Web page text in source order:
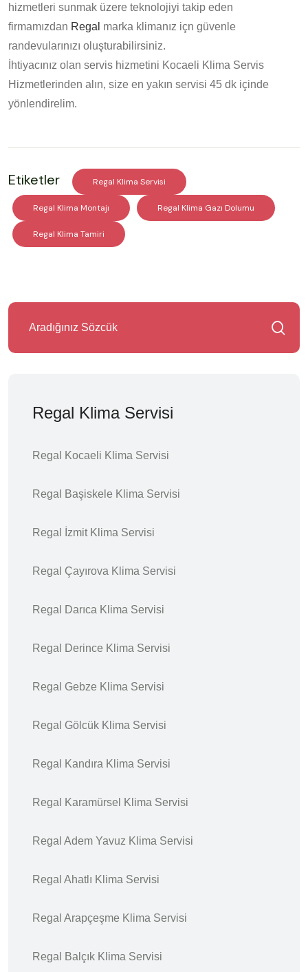
hizmetleri sunmak üzere teknolojiyi takip eden
firmamızdan Regal marka klimanız içn güvenle
randevularınızı oluşturabilirsiniz.
İhtiyacınız olan servis hizmetini Kocaeli Klima Servis
Hizmetlerinden alın, size en yakın servisi 45 dk içinde
yönlendirelim.
Etiketler Regal Klima Servisi
Regal Klima Montajı Regal Klima Gazı Dolumu
Regal Klima Tamiri
Regal Klima Servisi
Regal Kocaeli Klima Servisi
Regal Başiskele Klima Servisi
Regal İzmit Klima Servisi
Regal Çayırova Klima Servisi
Regal Darıca Klima Servisi
Regal Derince Klima Servisi
Regal Gebze Klima Servisi
Regal Gölcük Klima Servisi
Regal Kandıra Klima Servisi
Regal Karamürsel Klima Servisi
Regal Adem Yavuz Klima Servisi
Regal Ahatlı Klima Servisi
Regal Arapçeşme Klima Servisi
Regal Balçık Klima Servisi